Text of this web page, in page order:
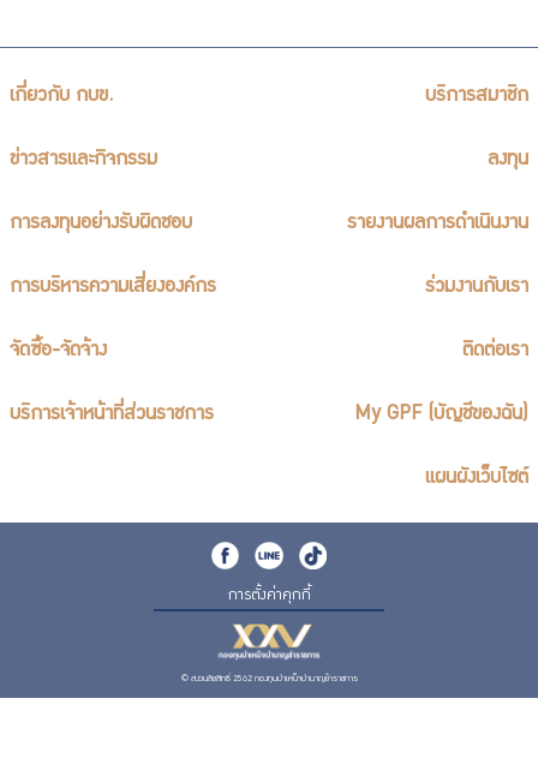
เกี่ยวกับ กบข. บริการสมาชิก
ข่าวสารและกิจกรรม ลงทุน
การลงทุนอย่างรับผิดชอบ รายงานผลการดำเนินงาน
การบริหารความเสี่ยงองค์กร ร่วมงานกับเรา
จัดซื้อ-จัดจ้าง ติดต่อเรา
บริการเจ้าหน้าที่ส่วนราชการ My GPF (บัญชีของฉัน)
แผนผังเว็บไซต์
การตั้งค่าคุกกี้
© สงวนลิขสิทธิ์ 2562 กองทุนบำเหน็จบำนาญข้าราชการ